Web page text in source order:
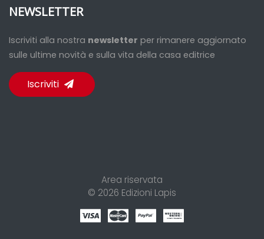
NEWSLETTER
Iscriviti alla nostra newsletter per rimanere aggiornato
sulle ultime novità e sulla vita della casa editrice
Iscriviti
Area riservata
© 2026 Edizioni Lapis